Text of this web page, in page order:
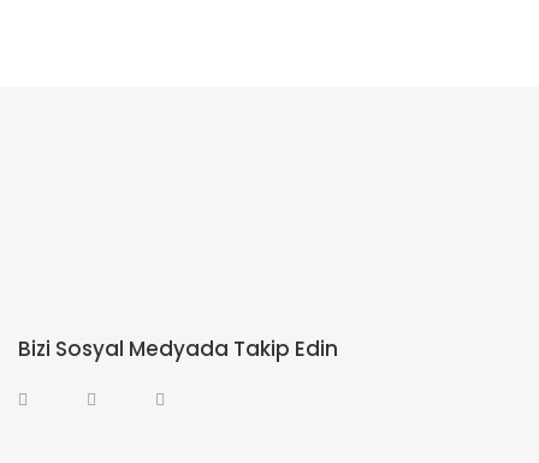
Bizi Sosyal Medyada Takip Edin